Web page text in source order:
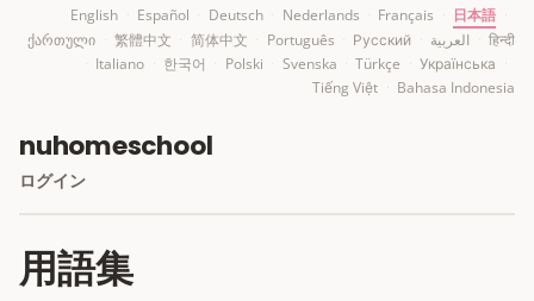
English Español Deutsch Nederlands Français 日本語
ქართული
繁體中文 简体中文 Português Русский العربية
हिन्दी
Italiano 한국어 Polski Svenska Türkçe Українська
Tiếng Việt
Bahasa Indonesia
nuhomeschool
ログイン
用語集